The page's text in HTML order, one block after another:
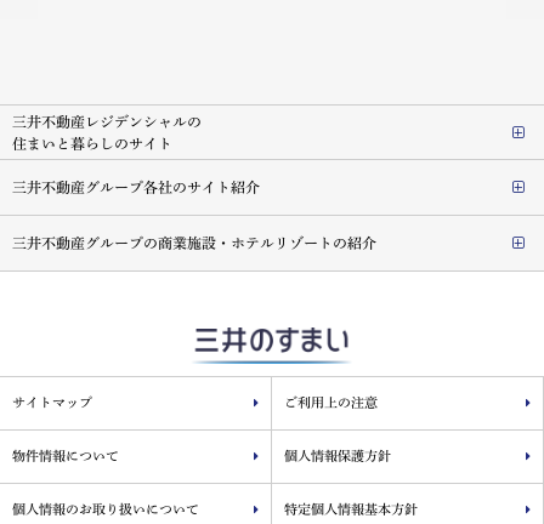
三井不動産レジデンシャルの
住まいと暮らしのサイト
三井不動産グループ各社のサイト紹介
三井不動産グループの商業施設・ホテルリゾートの紹介
サイトマップ ご利用上の注意
物件情報について 個人情報保護方針
個人情報のお取り扱いについて 特定個人情報基本方針